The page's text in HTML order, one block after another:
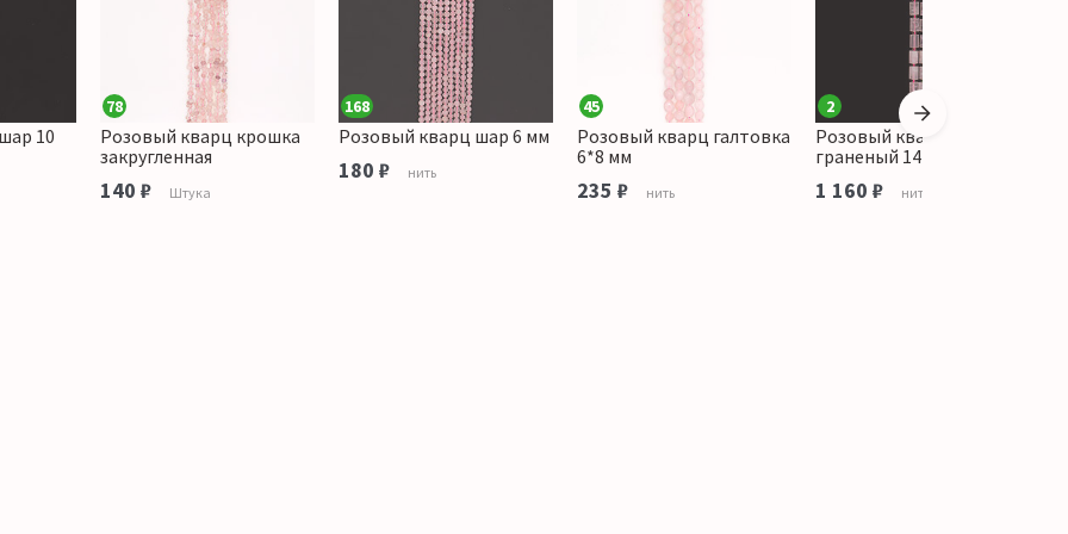
10
78
Розовый кварц крошка
закругленная
140 ₽ Штука
168
Розовый кварц шар 6 мм
180 ₽ нить
45
Розовый кварц галтовка
6*8 мм
235 ₽ нить
2
Розовый кварц цилиндр
граненый 14*10 мм
1 160 ₽ нить